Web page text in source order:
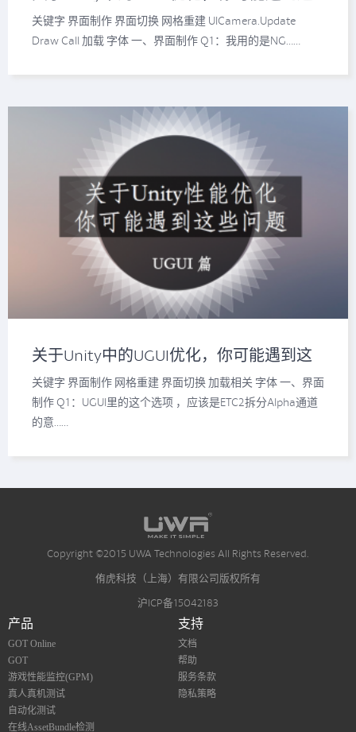
些问题
关键字 界面制作 界面切换 网格重建 UICamera.Update
Draw Call 加载 字体 一、界面制作 Q1：我用的是NG……
关于Unity中的UGUI优化，你可能遇到这
些问题
关键字 界面制作 网格重建 界面切换 加载相关 字体 一、界面
制作 Q1：UGUI里的这个选项 ，应该是ETC2拆分Alpha通道
的意……
Copyright ©2015 UWA Technologies All Rights Reserved.
侑虎科技（上海）有限公司版权所有
沪ICP备15042183
产品
GOT Online
GOT
游戏性能监控(GPM)
真人真机测试
自动化测试
在线AssetBundle检测
支持
文档
帮助
服务条款
隐私策略